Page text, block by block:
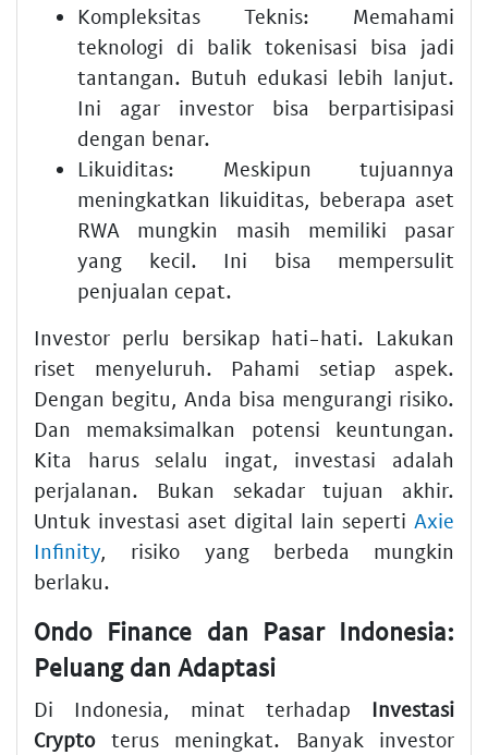
Kompleksitas Teknis: Memahami
teknologi di balik tokenisasi bisa jadi
tantangan. Butuh edukasi lebih lanjut.
Ini agar investor bisa berpartisipasi
dengan benar.
Likuiditas: Meskipun tujuannya
meningkatkan likuiditas, beberapa aset
RWA mungkin masih memiliki pasar
yang kecil. Ini bisa mempersulit
penjualan cepat.
Investor perlu bersikap hati-hati. Lakukan
riset menyeluruh. Pahami setiap aspek.
Dengan begitu, Anda bisa mengurangi risiko.
Dan memaksimalkan potensi keuntungan.
Kita harus selalu ingat, investasi adalah
perjalanan. Bukan sekadar tujuan akhir.
Untuk investasi aset digital lain seperti Axie
Infinity, risiko yang berbeda mungkin
berlaku.
Ondo Finance dan Pasar Indonesia:
Peluang dan Adaptasi
Di Indonesia, minat terhadap Investasi
Cryptoterus meningkat. Banyak investor